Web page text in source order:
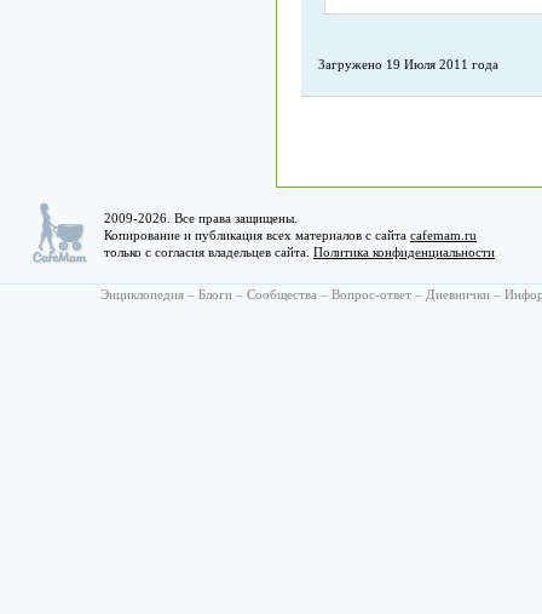
Загружено 19 Июля 2011 года
2009-2026. Все права защищены.
Копирование и публикация всех материалов с сайта cafemam.ru
только с согласия владельцев сайта. Политика конфиденциальности
Энциклопедия – Блоги – Сообщества – Вопрос-ответ – Дневнички –